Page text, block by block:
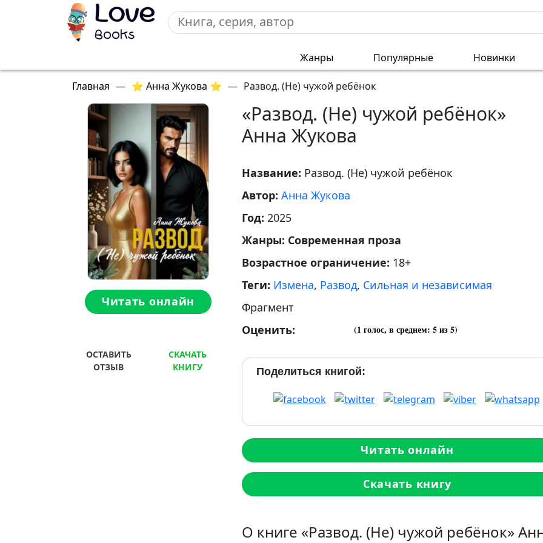
Жанры Популярные Новинки
Главная — ⭐ Анна Жукова ⭐ — Развод. (Не) чужой ребёнок
Читать онлайн
ОСТАВИТЬ
ОТЗЫВ
СКАЧАТЬ
КНИГУ
«Развод. (Не) чужой ребёнок»
Анна Жукова
Название: Развод. (Не) чужой ребёнок
Автор: Анна Жукова
Год: 2025
Жанры: Современная проза
Возрастное ограничение: 18+
Теги: Измена, Развод, Сильная и независимая
Фрагмент
Оценить:
(1 голос, в среднем: 5из 5)
Поделиться книгой:
Читать онлайн
Скачать книгу
О книге «Развод. (Не) чужой ребёнок»